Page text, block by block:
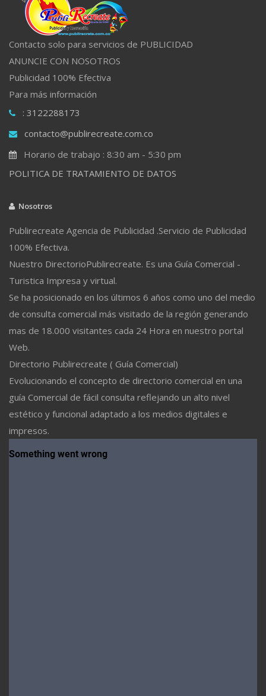
Contacto solo para servicios de PUBLICIDAD
ANUNCIE CON NOSOTROS
Publicidad 100% Efectiva
Para más información
: 3122288173
contacto@publirecreate.com.co
Horario de trabajo : 8:30 am - 5:30 pm
POLITICA DE TRATAMIENTO DE DATOS
Nosotros
Publirecreate Agencia de Publicidad .Servicio de Publicidad
100% Efectiva.
Nuestro DirectorioPublirecreate. Es una Guía Comercial -
Turistica Impresa y virtual.
Se ha posicionado en los últimos 6 años como uno del medio
de consulta comercial más visitado de la región generando
mas de 18.000 visitantes cada 24 Hora en nuestro portal
Web.
Directorio Publirecreate ( Guía Comercial)
Evolucionando el concepto de directorio comercial en una
guía Comercial de fácil consulta reflejando un alto nivel
estético y funcional adaptado a los medios digitales e
impresos.